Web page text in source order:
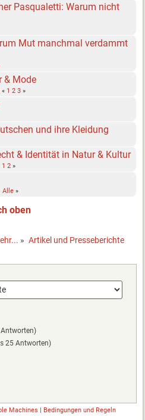
Pasqualetti: Warum nicht
Mut manchmal verdammt
& Mode
« 1 2 3 »
und ihre Kleidung
& Identität in Natur & Kultur
1 2 »
Alle »
oben
» Artikel und Presseberichte
25 Antworten)
Machines | Bedingungen und Regeln